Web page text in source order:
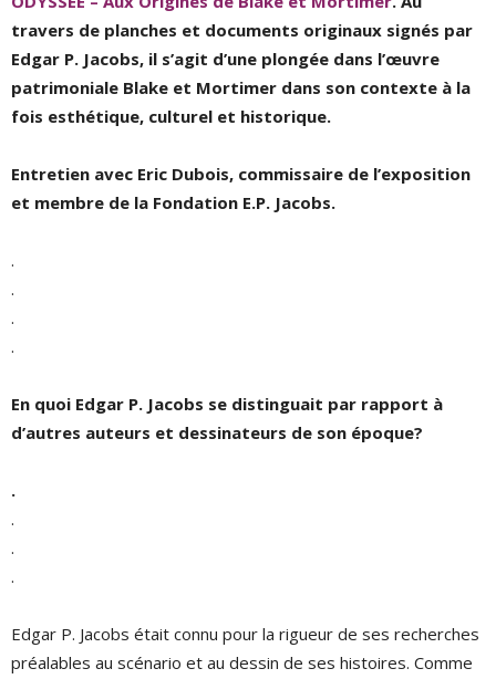
travers de planches et documents originaux signés par
Edgar P. Jacobs, il s’agit d’une plongée dans l’œuvre
patrimoniale Blake et Mortimer dans son contexte à la
fois esthétique, culturel et historique.
Entretien avec Eric Dubois, commissaire de l’exposition
et membre de la Fondation E.P. Jacobs.
.
.
.
.
En quoi Edgar P. Jacobs se distinguait par rapport à
d’autres auteurs et dessinateurs de son époque?
.
.
.
.
Edgar P. Jacobs était connu pour la rigueur de ses recherches
préalables au scénario et au dessin de ses histoires. Comme